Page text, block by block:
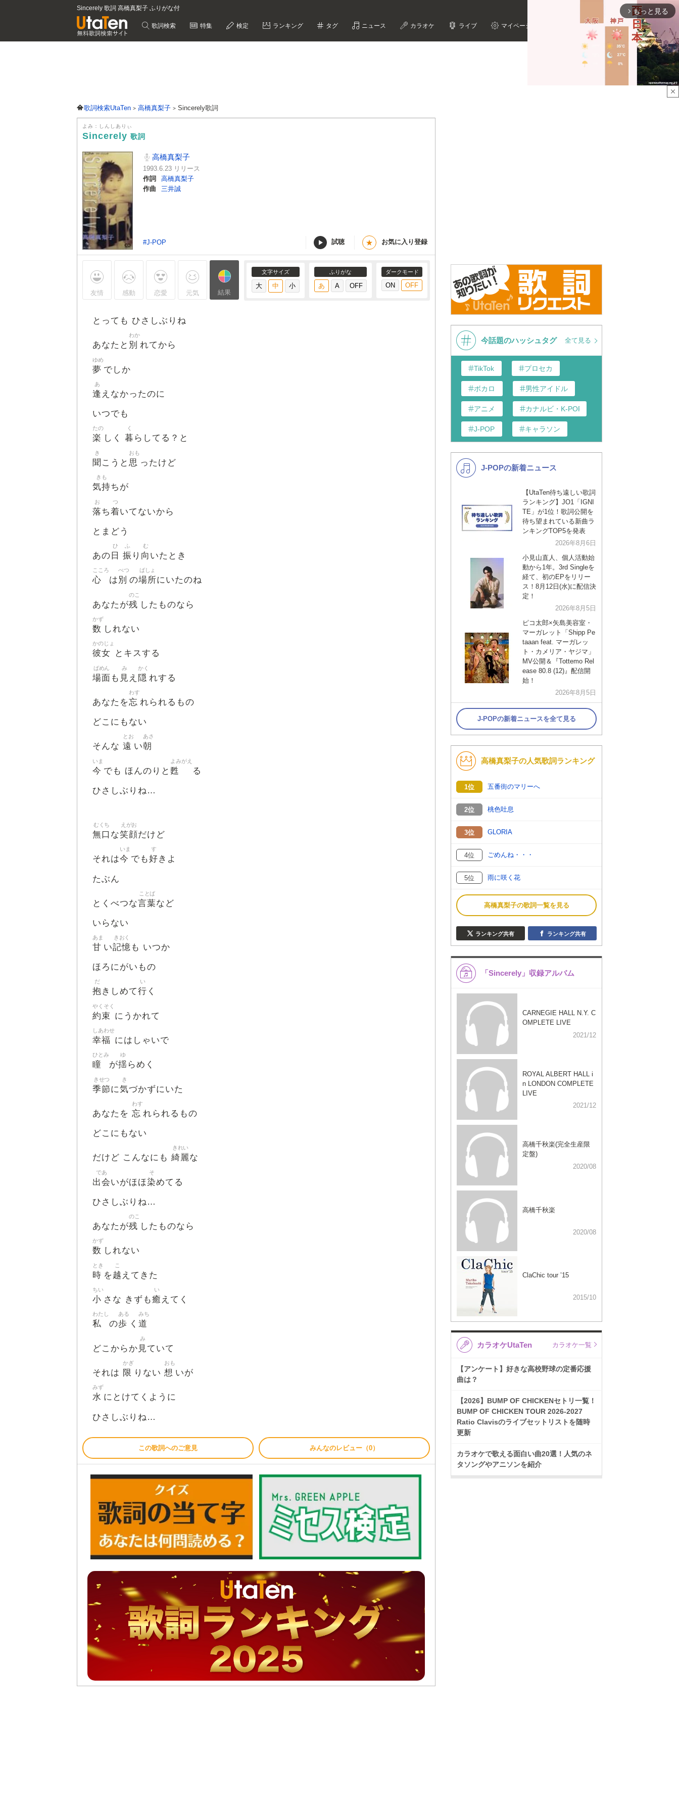
Sincerely 歌詞 高橋真梨子 ふりがな付
歌詞検索 特集 検定 ランキング タグ ニュース カラオケ ライブ マイページ
歌詞検索UtaTen 高橋真梨子 Sincerely歌詞
よみ：しんしありぃ
Sincerely 歌詞
高橋真梨子
1993.6.23 リリース
作詞
高橋真梨子
作曲
三井誠
#J-POP 試聴 ★ お気に入り登録
友情 感動 恋愛 元気 結果
文字サイズ ふりがな ダークモード
とっても ひさしぶりね
あなたと 別
わか
れてから
夢
ゆめ
でしか
逢
あ
えなかったのに
いつでも
楽
たの
しく 暮
く
らしてる？と
聞
き
こうと 思
おも
ったけど
気持
きも
ちが
落
お
ち着
つ
いてないから
とまどう
あの 日
ひ
振
ふ
り 向
む
いたとき
心
こころ
は 別
べつ
の場所
ばしょ
にいたのね
あなたが残
のこ
したものなら
数
かず
しれない
彼女
かのじょ
とキスする
場面
ばめん
も 見
み
え 隠
かく
れする
あなたを忘
わす
れられるもの
どこにもない
そんな 遠
とお
い朝
あさ
今
いま
でも ほんのりと 甦
よみがえ
る
ひさしぶりね…
無口
むくち
な笑顔
えがお
だけど
それは今
いま
でも好
す
きよ
たぶん
とくべつな言葉
ことば
など
いらない
甘
あま
い記憶
きおく
も いつか
ほろにがいもの
抱
だ
きしめて行
い
く
約束
やくそく
にうかれて
幸福
しあわせ
にはしゃいで
瞳
ひとみ
が揺
ゆ
らめく
季節
きせつ
に気
き
づかずにいた
あなたを 忘
わす
れられるもの
どこにもない
だけど こんなにも 綺麗
きれい
な
出会
であ
いがほほ染
そ
めてる
ひさしぶりね…
あなたが残
のこ
したものなら
数
かず
しれない
時
とき
を越
こ
えてきた
小
ちい
さな きずも癒
い
えてく
私
わたし
の歩
ある
く 道
みち
どこからか 見
み
ていて
それは 限
かぎ
りない 想
おも
いが
水
みず
にとけてくように
ひさしぶりね…
この歌詞へのご意見 みんなのレビュー（0）
close
arrow_forward_ios もっと見る
今話題のハッシュタグ 全て見る
TikTok プロセカ
ボカロ 男性アイドル
アニメ カナルビ・K-POP和訳
J-POP キャラソン
K-POP バンド
洋楽
ディズニー
J-POPの新着ニュース
【UtaTen待ち遠しい歌詞
ランキング】JO1「IGNI
TE」が1位！歌詞公開を
待ち望まれている新曲ラ
ンキングTOP5を発表
2026年8月6日
小見山直人、個人活動始
動から1年。3rd Singleを
経て、初のEPをリリー
ス！8月12日(水)に配信決
定！
2026年8月5日
ピコ太郎×矢島美容室・
マーガレット「Shipp Pe
taaan feat. マーガレッ
ト・カメリア・ヤジマ」
MV公開＆『Tottemo Rel
ease 80.8 (12)』配信開
始！
2026年8月5日
J-POPの新着ニュースを全て見る
高橋真梨子の人気歌詞ランキング
1位 五番街のマリーへ
2位 桃色吐息
3位 GLORIA
4位 ごめんね・・・
5位 雨に咲く花
高橋真梨子の歌詞一覧を見る
ランキング共有 ランキング共有
「Sincerely」収録アルバム
CARNEGIE HALL N.Y. C
OMPLETE LIVE
2021/12
ROYAL ALBERT HALL i
n LONDON COMPLETE
LIVE
2021/12
高橋千秋楽(完全生産限
定盤)
2020/08
高橋千秋楽
2020/08
ClaChic tour ’15
2015/10
カラオケUtaTen カラオケ一覧
【アンケート】好きな高校野球の定番応援
曲は？
【2026】BUMP OF CHICKENセトリ一覧！
BUMP OF CHICKEN TOUR 2026-2027
Ratio Clavisのライブセットリストを随時
更新
カラオケで歌える面白い曲20選！人気のネ
タソングやアニソンを紹介